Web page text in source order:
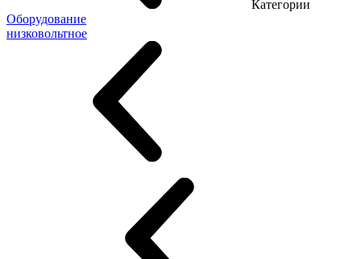
Категории
Оборудование
низковольтное